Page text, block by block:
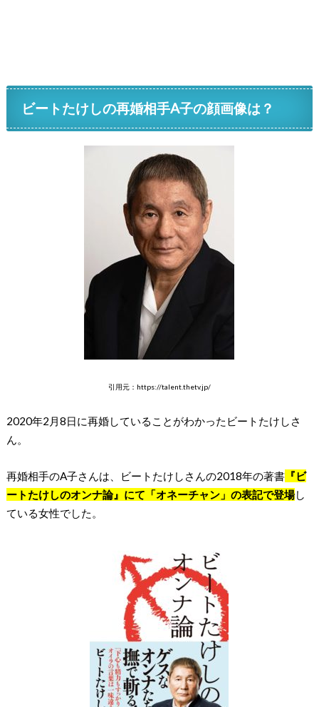
ビートたけしの再婚相手A子の顔画像は？
引用元：https://talent.thetv.jp/
2020年2月8日に再婚していることがわかったビートたけしさ
ん。
再婚相手のA子さんは、ビートたけしさんの2018年の著書『ビ
ートたけしのオンナ論』にて「オネーチャン」の表記で登場し
ている女性でした。